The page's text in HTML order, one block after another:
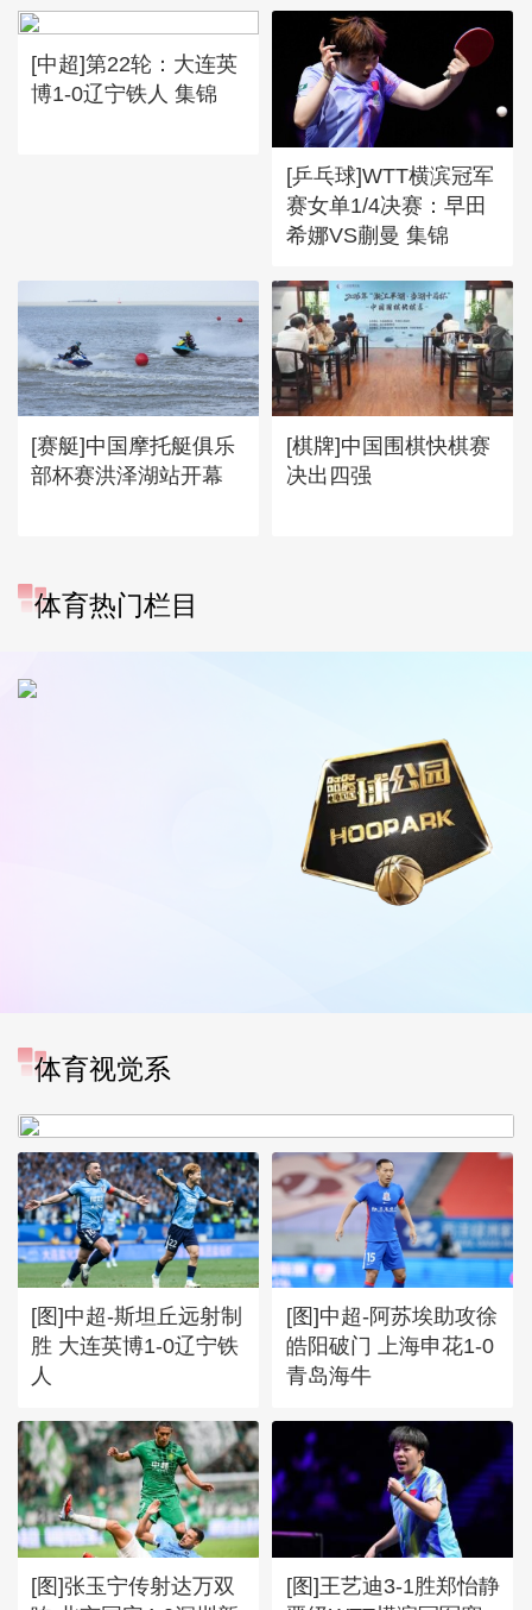
[中超]第22轮：大连英
博1-0辽宁铁人 集锦
[乒乓球]WTT横滨冠军
赛女单1/4决赛：早田
希娜VS蒯曼 集锦
[赛艇]中国摩托艇俱乐
部杯赛洪泽湖站开幕
[棋牌]中国围棋快棋赛
决出四强
体育热门栏目
体育视觉系
[图]中超-奥斯卡破门 云南玉
[图]中超-斯坦丘远射制
胜 大连英博1-0辽宁铁
人
[图]中超-阿苏埃助攻徐
皓阳破门 上海申花1-0
青岛海牛
[图]张玉宁传射达万双
[图]王艺迪3-1胜郑怡静